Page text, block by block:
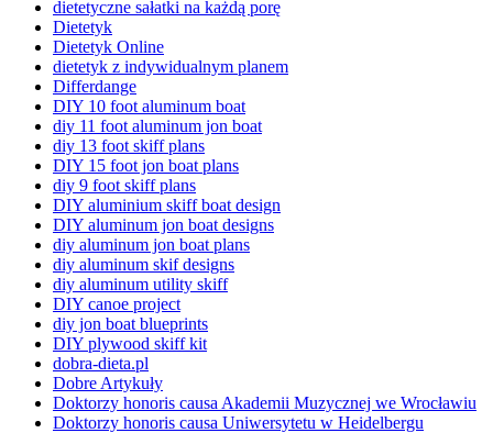
dietetyczne sałatki na każdą porę
Dietetyk
Dietetyk Online
dietetyk z indywidualnym planem
Differdange
DIY 10 foot aluminum boat
diy 11 foot aluminum jon boat
diy 13 foot skiff plans
DIY 15 foot jon boat plans
diy 9 foot skiff plans
DIY aluminium skiff boat design
DIY aluminum jon boat designs
diy aluminum jon boat plans
diy aluminum skif designs
diy aluminum utility skiff
DIY canoe project
diy jon boat blueprints
DIY plywood skiff kit
dobra-dieta.pl
Dobre Artykuły
Doktorzy honoris causa Akademii Muzycznej we Wrocławiu
Doktorzy honoris causa Uniwersytetu w Heidelbergu